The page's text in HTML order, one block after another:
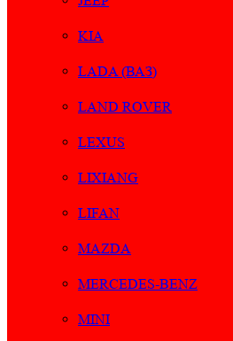
KIA
LADA (ВАЗ)
LAND ROVER
LEXUS
LIXIANG
LIFAN
MAZDA
MERCEDES-BENZ
MINI